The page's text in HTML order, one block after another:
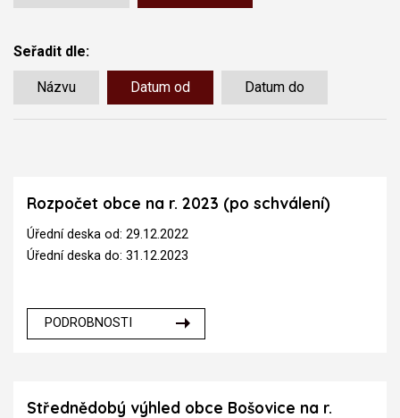
Seřadit dle:
Názvu Datum od Datum do
Rozpočet obce na r. 2023 (po schválení)
Úřední deska od: 29.12.2022
Úřední deska do: 31.12.2023
PODROBNOSTI
Střednědobý výhled obce Bošovice na r.